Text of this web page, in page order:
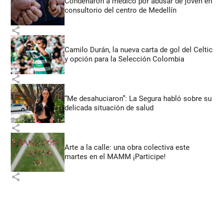
consultorio del centro de Medellín
share
Camilo Durán, la nueva carta de gol del Celtic
y opción para la Selección Colombia
share
“Me desahuciaron”: La Segura habló sobre su
delicada situación de salud
share
Arte a la calle: una obra colectiva este
martes en el MAMM ¡Participe!
share